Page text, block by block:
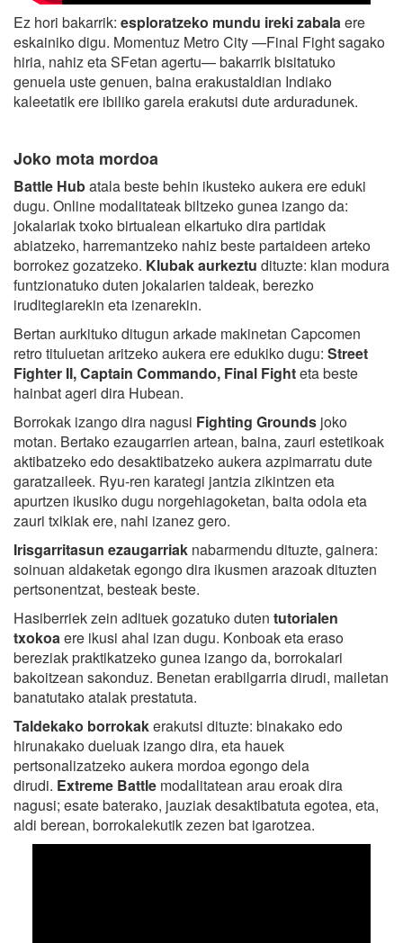
Ez hori bakarrik: esploratzeko mundu ireki zabala ere
eskainiko digu. Momentuz Metro City —Final Fight sagako
hiria, nahiz eta SFetan agertu— bakarrik bisitatuko
genuela uste genuen, baina erakustaldian Indiako
kaleetatik ere ibiliko garela erakutsi dute arduradunek.
Joko mota mordoa
Battle Hubatala beste behin ikusteko aukera ere eduki
dugu. Online modalitateak biltzeko gunea izango da:
jokalariak txoko birtualean elkartuko dira partidak
abiatzeko, harremantzeko nahiz beste partaideen arteko
borrokez gozatzeko. Klubak aurkeztu dituzte: klan modura
funtzionatuko duten jokalarien taldeak, berezko
iruditegiarekin eta izenarekin.
Bertan aurkituko ditugun arkade makinetan Capcomen
retro tituluetan aritzeko aukera ere edukiko dugu: Street
Fighter II, Captain Commando, Final Fighteta beste
hainbat ageri dira Hubean.
Borrokak izango dira nagusi Fighting Grounds joko
motan. Bertako ezaugarrien artean, baina, zauri estetikoak
aktibatzeko edo desaktibatzeko aukera azpimarratu dute
garatzaileek. Ryu-ren karategi jantzia zikintzen eta
apurtzen ikusiko dugu norgehiagoketan, baita odola eta
zauri txikiak ere, nahi izanez gero.
Irisgarritasun ezaugarriak nabarmendu dituzte, gainera:
soinuan aldaketak egongo dira ikusmen arazoak dituzten
pertsonentzat, besteak beste.
Hasiberriek zein adituek gozatuko duten tutorialen
txokoa ere ikusi ahal izan dugu. Konboak eta eraso
bereziak praktikatzeko gunea izango da, borrokalari
bakoitzean sakonduz. Benetan erabilgarria dirudi, mailetan
banatutako atalak prestatuta.
Taldekako borrokakerakutsi dituzte: binakako edo
hirunakako dueluak izango dira, eta hauek
pertsonalizatzeko aukera mordoa egongo dela
dirudi. Extreme Battle modalitatean arau eroak dira
nagusi; esate baterako, jauziak desaktibatuta egotea, eta,
aldi berean, borrokalekutik zezen bat igarotzea.